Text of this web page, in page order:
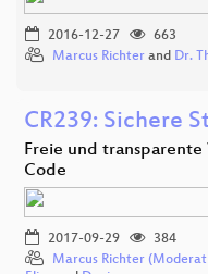
2016-12-27
663
Marcus Richter and Dr.
CR239: Sichere
Freie und
Code
2017-09-29
384
Marcus Richter